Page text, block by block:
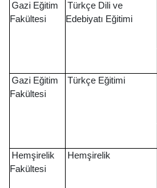
Gazi Eğitim
Fakültesi
Türkçe Dili ve
Edebiyatı Eğitimi
Gazi Eğitim
Fakültesi
Türkçe Eğitimi
Hemşirelik
Fakültesi
Hemşirelik